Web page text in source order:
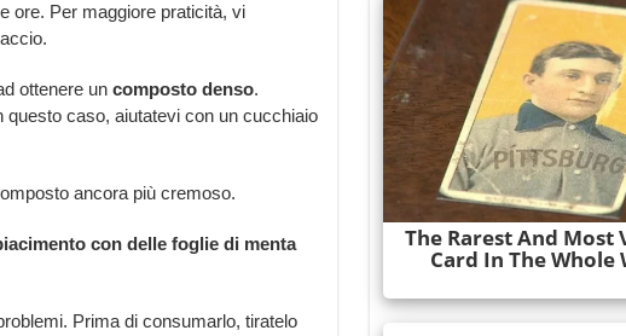
ore. Per maggiore praticità, vi
ottenere un composto denso.
questo caso, aiutatevi con un cucchiaio
ancora più cremoso.
con delle foglie di menta
Prima di consumarlo, tiratelo